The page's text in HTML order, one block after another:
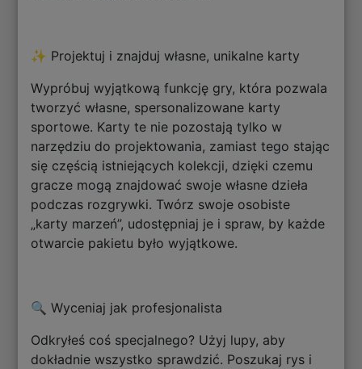
✨ Projektuj i znajduj własne, unikalne karty
Wypróbuj wyjątkową funkcję gry, która pozwala
tworzyć własne, spersonalizowane karty
sportowe. Karty te nie pozostają tylko w
narzędziu do projektowania, zamiast tego stając
się częścią istniejących kolekcji, dzięki czemu
gracze mogą znajdować swoje własne dzieła
podczas rozgrywki. Twórz swoje osobiste
„karty marzeń”, udostępniaj je i spraw, by każde
otwarcie pakietu było wyjątkowe.
🔍 Wyceniaj jak profesjonalista
Odkryłeś coś specjalnego? Użyj lupy, aby
dokładnie wszystko sprawdzić. Poszukaj rys i